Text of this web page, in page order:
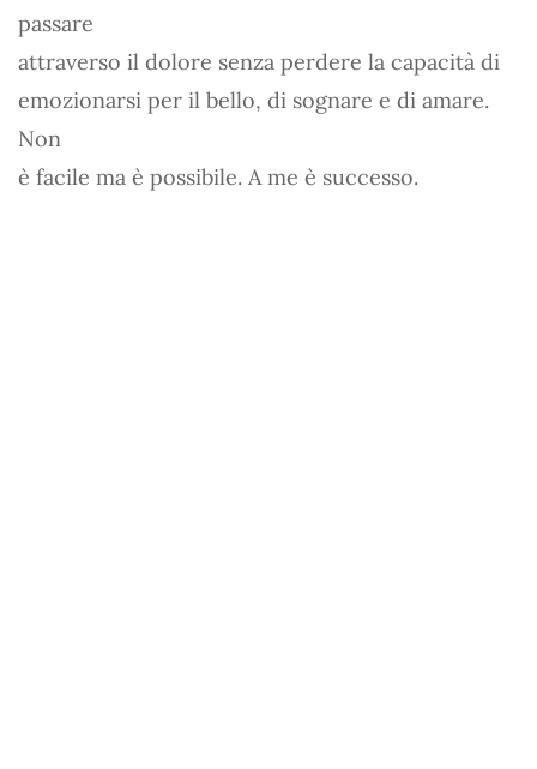
passare
attraverso il dolore senza perdere la capacità di
emozionarsi per il bello, di sognare e di amare.
Non
è facile ma è possibile. A me è successo.